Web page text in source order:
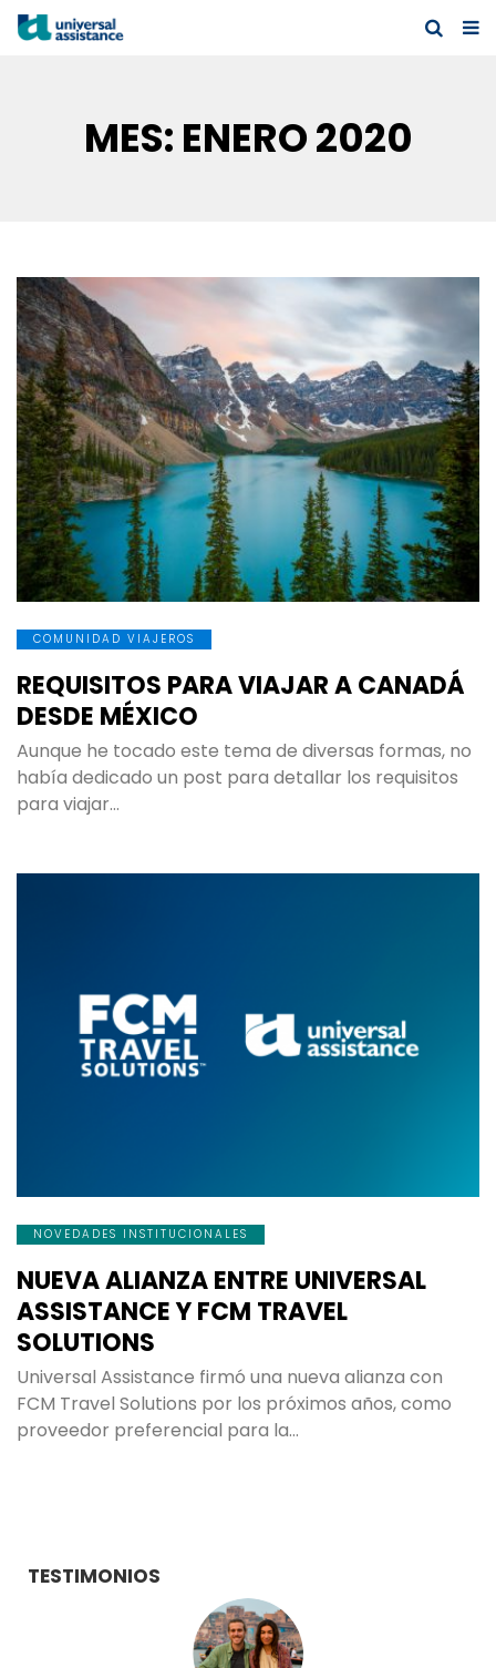
MES: ENERO 2020
COMUNIDAD VIAJEROS
REQUISITOS PARA VIAJAR A CANADÁ
DESDE MÉXICO
Aunque he tocado este tema de diversas formas, no
había dedicado un post para detallar los requisitos
para viajar…
NOVEDADES INSTITUCIONALES
NUEVA ALIANZA ENTRE UNIVERSAL
ASSISTANCE Y FCM TRAVEL
SOLUTIONS
Universal Assistance firmó una nueva alianza con
FCM Travel Solutions por los próximos años, como
proveedor preferencial para la…
TESTIMONIOS